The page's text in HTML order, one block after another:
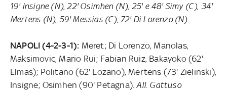
19' Insigne (N), 22' Osimhen (N), 25' e 48' Simy (C), 34'
Mertens (N), 59' Messias (C), 72' Di Lorenzo (N)
NAPOLI (4-2-3-1): Meret; Di Lorenzo, Manolas,
Maksimovic, Mario Rui; Fabian Ruiz, Bakayoko (62'
Elmas); Politano (62' Lozano), Mertens (73' Zielinski),
Insigne; Osimhen (90' Petagna).All. Gattuso